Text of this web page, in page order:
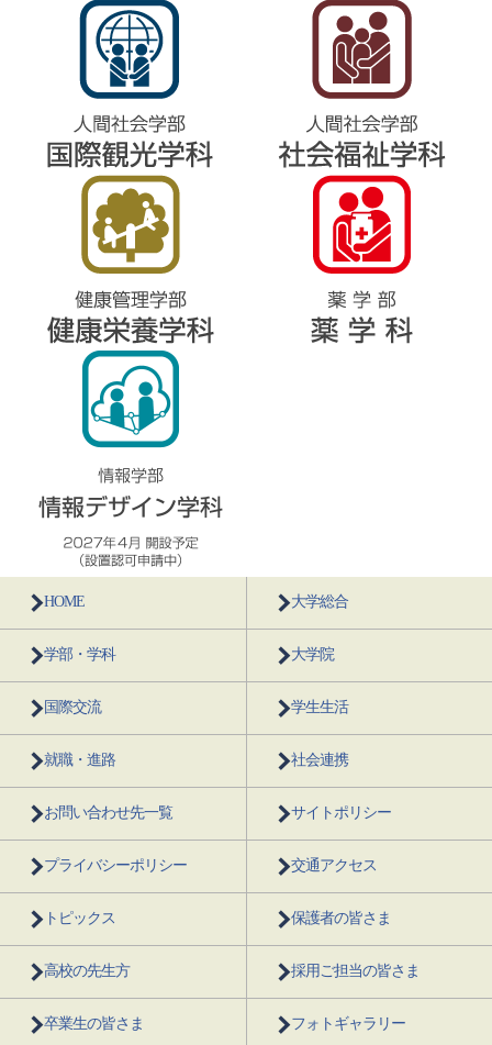
HOME 大学総合
学部・学科 大学院
国際交流 学生生活
就職・進路 社会連携
お問い合わせ先一覧 サイトポリシー
プライバシーポリシー 交通アクセス
トピックス 保護者の皆さま
高校の先生方 採用ご担当の皆さま
卒業生の皆さま フォトギャラリー